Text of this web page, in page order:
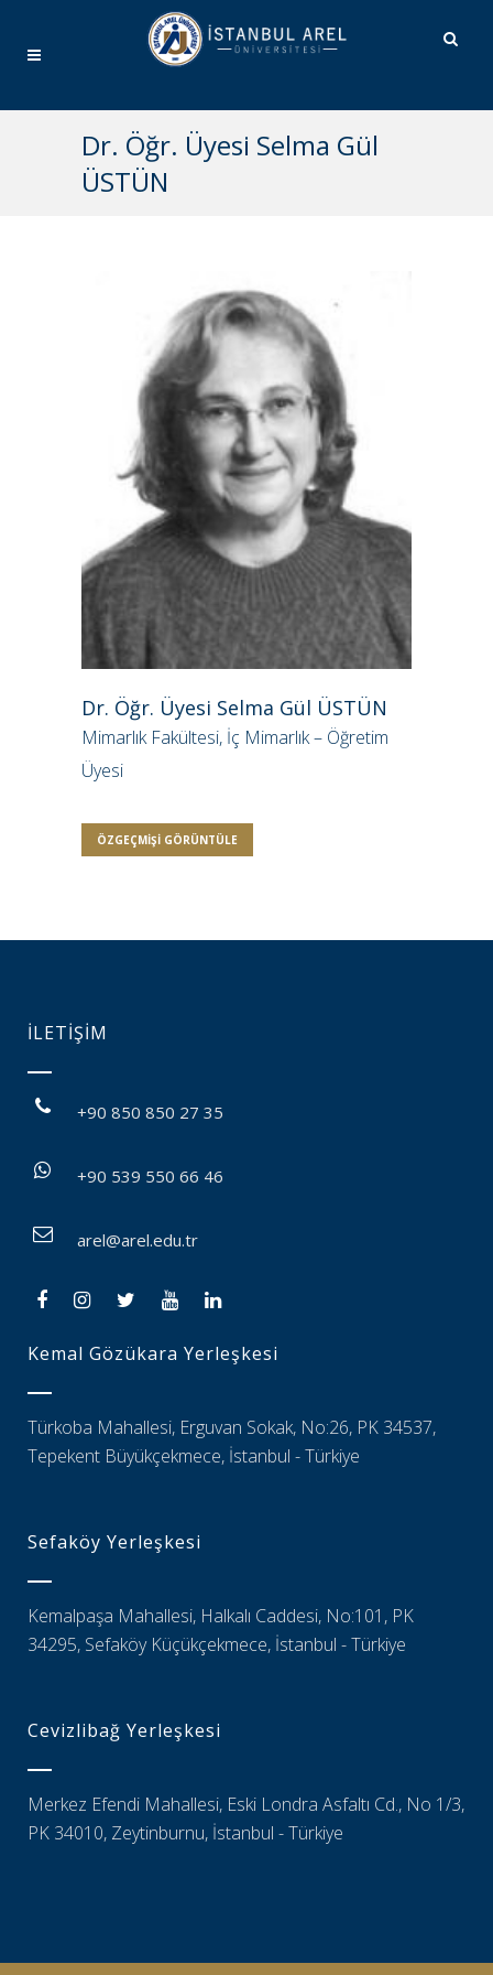
Dr. Öğr. Üyesi Selma Gül
ÜSTÜN
Dr. Öğr. Üyesi Selma Gül ÜSTÜN
Mimarlık Fakültesi, İç Mimarlık – Öğretim
Üyesi
ÖZGEÇMIŞI GÖRÜNTÜLE
İLETİŞİM
+90 850 850 27 35
+90 539 550 66 46
arel@arel.edu.tr
Kemal Gözükara Yerleşkesi
Türkoba Mahallesi, Erguvan Sokak, No:26, PK 34537,
Tepekent Büyükçekmece, İstanbul - Türkiye
Sefaköy Yerleşkesi
Kemalpaşa Mahallesi, Halkalı Caddesi, No:101, PK
34295, Sefaköy Küçükçekmece, İstanbul - Türkiye
Cevizlibağ Yerleşkesi
Merkez Efendi Mahallesi, Eski Londra Asfaltı Cd., No 1/3,
PK 34010, Zeytinburnu, İstanbul - Türkiye